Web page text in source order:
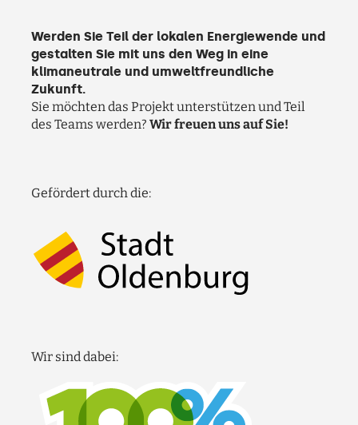
Werden Sie Teil der lokalen Energiewende und
gestalten Sie mit uns den Weg in eine
klimaneutrale und umweltfreundliche
Zukunft.
Sie möchten das Projekt unterstützen und Teil
des Teams werden? Wir freuen uns auf Sie!
Gefördert durch die:
Wir sind dabei: